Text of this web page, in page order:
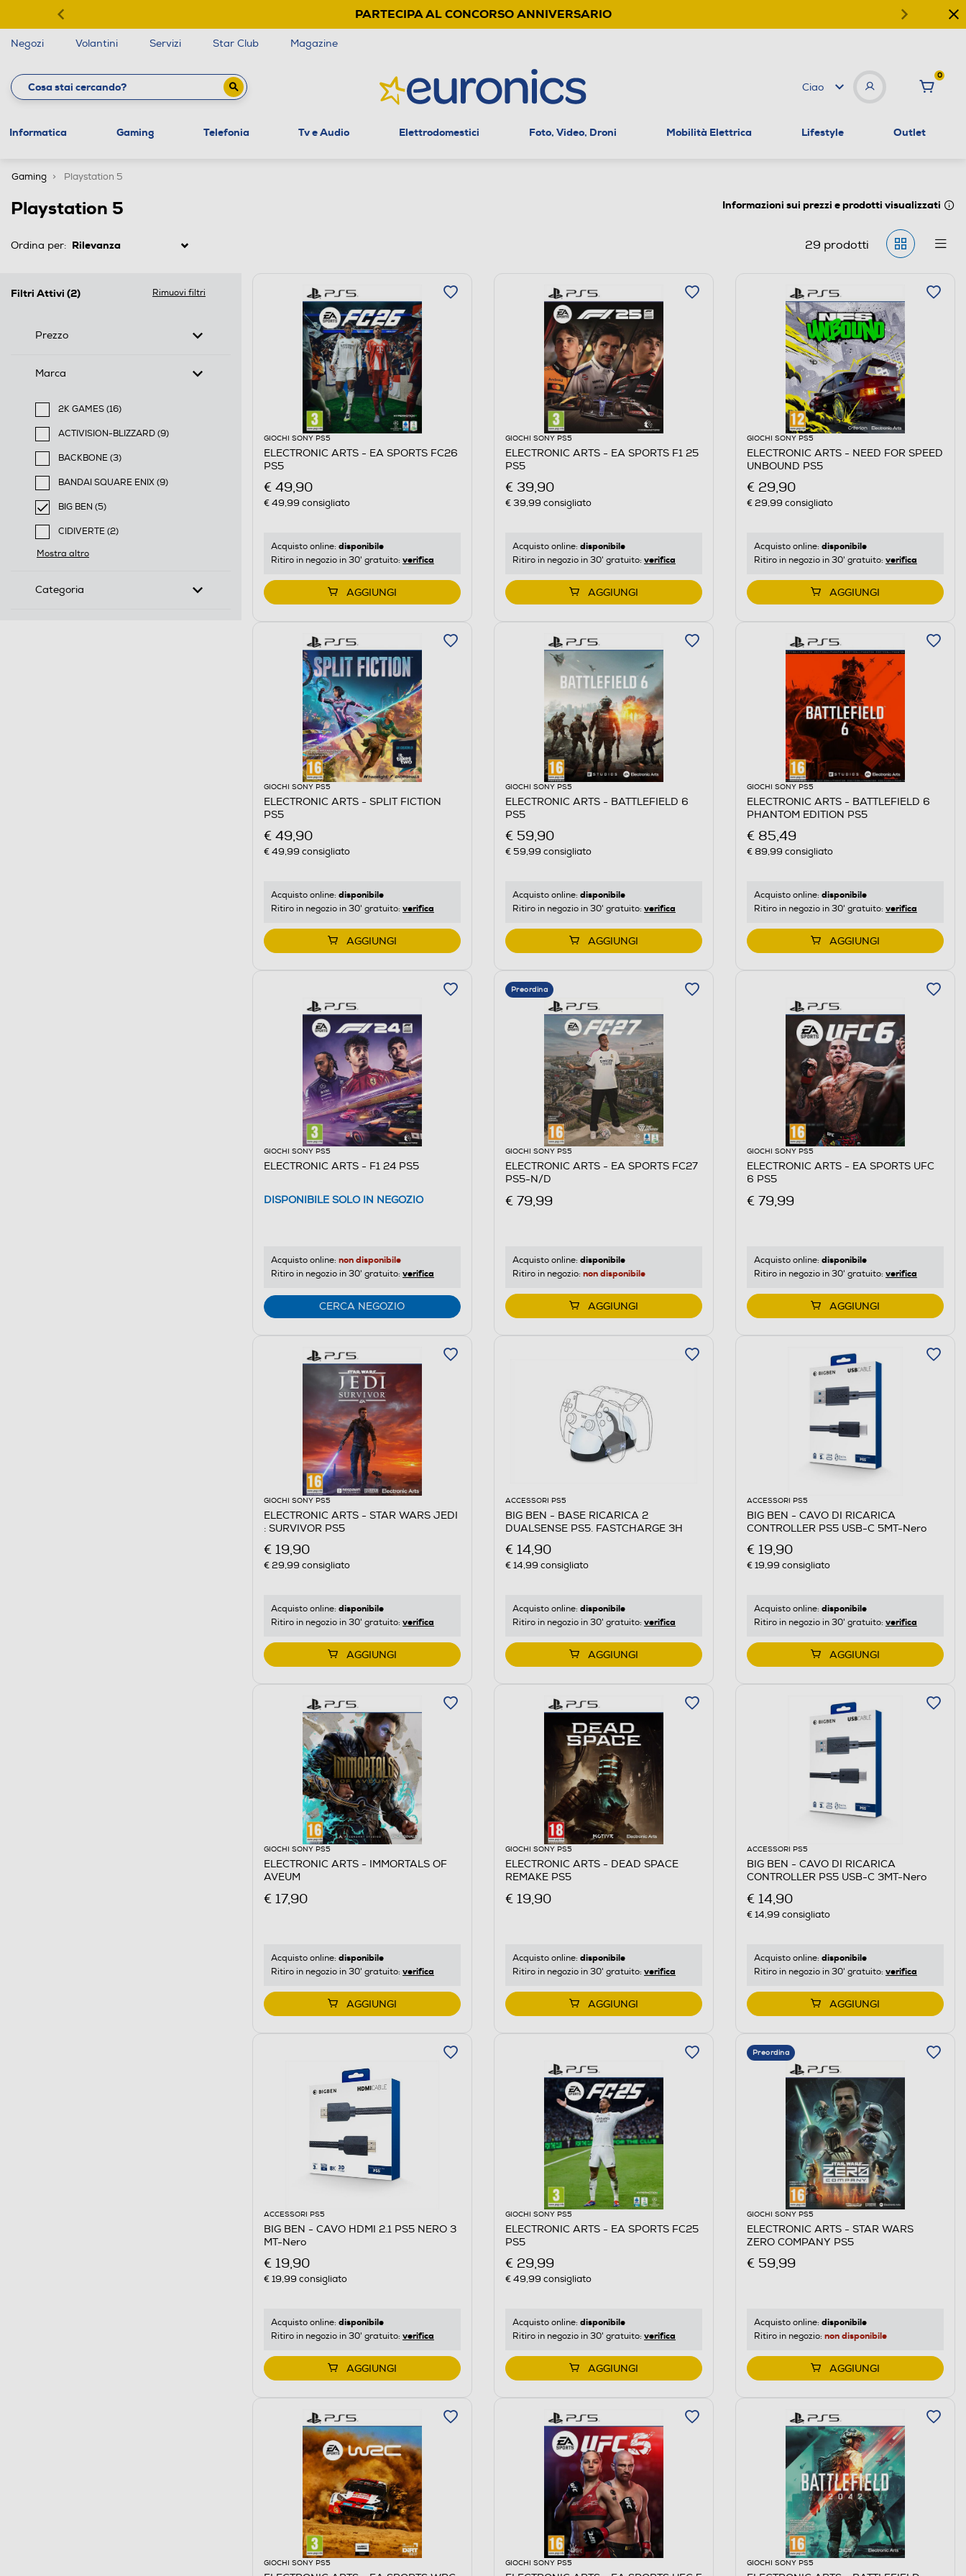
PARTECIPA AL CONCORSO ANNIVERSARIO
Negozi Volantini Servizi Star Club Magazine
Ciao
0
Informatica Gaming Telefonia Tv e Audio Elettrodomestici Foto, Video, Droni Mobilità Elettrica Lifestyle Outlet
Gaming Playstation 5
Playstation 5 Informazioni sui prezzi e prodotti visualizzati
Ordina per: 29 prodotti
Filtri Attivi (2) Rimuovi filtri
Prezzo
Marca
2K GAMES (16)
Filtra per Marca: 2K GAMES
ACTIVISION-BLIZZARD (9)
Filtra per Marca: ACTIVISION-BLIZZARD
BACKBONE (3)
Filtra per Marca: BACKBONE
BANDAI SQUARE ENIX (9)
Filtra per Marca: BANDAI SQUARE ENIX
BIG BEN (5)
selected Filtro applicato per Marca: BIG BEN
CIDIVERTE (2)
Filtra per Marca: CIDIVERTE
Mostra altro
Categoria
GIOCHI SONY PS5
ELECTRONIC ARTS - EA SPORTS FC26
PS5
€ 49,90
€ 49,99 consigliato
Acquisto online: disponibile
Ritiro in negozio in 30' gratuito: verifica
AGGIUNGI
GIOCHI SONY PS5
ELECTRONIC ARTS - EA SPORTS F1 25
PS5
€ 39,90
€ 39,99 consigliato
Acquisto online: disponibile
Ritiro in negozio in 30' gratuito: verifica
AGGIUNGI
GIOCHI SONY PS5
ELECTRONIC ARTS - NEED FOR SPEED
UNBOUND PS5
€ 29,90
€ 29,99 consigliato
Acquisto online: disponibile
Ritiro in negozio in 30' gratuito: verifica
AGGIUNGI
GIOCHI SONY PS5
ELECTRONIC ARTS - SPLIT FICTION
PS5
€ 49,90
€ 49,99 consigliato
Acquisto online: disponibile
Ritiro in negozio in 30' gratuito: verifica
AGGIUNGI
GIOCHI SONY PS5
ELECTRONIC ARTS - BATTLEFIELD 6
PS5
€ 59,90
€ 59,99 consigliato
Acquisto online: disponibile
Ritiro in negozio in 30' gratuito: verifica
AGGIUNGI
GIOCHI SONY PS5
ELECTRONIC ARTS - BATTLEFIELD 6
PHANTOM EDITION PS5
€ 85,49
€ 89,99 consigliato
Acquisto online: disponibile
Ritiro in negozio in 30' gratuito: verifica
AGGIUNGI
GIOCHI SONY PS5
ELECTRONIC ARTS - F1 24 PS5
DISPONIBILE SOLO IN NEGOZIO
Acquisto online: non disponibile
Ritiro in negozio in 30' gratuito: verifica
CERCA NEGOZIO
Preordina
GIOCHI SONY PS5
ELECTRONIC ARTS - EA SPORTS FC27
PS5-N/D
€ 79,99
Acquisto online: disponibile
Ritiro in negozio: non disponibile
AGGIUNGI
GIOCHI SONY PS5
ELECTRONIC ARTS - EA SPORTS UFC
6 PS5
€ 79,99
Acquisto online: disponibile
Ritiro in negozio in 30' gratuito: verifica
AGGIUNGI
GIOCHI SONY PS5
ELECTRONIC ARTS - STAR WARS JEDI
: SURVIVOR PS5
€ 19,90
€ 29,99 consigliato
Acquisto online: disponibile
Ritiro in negozio in 30' gratuito: verifica
AGGIUNGI
ACCESSORI PS5
BIG BEN - BASE RICARICA 2
DUALSENSE PS5. FASTCHARGE 3H
€ 14,90
€ 14,99 consigliato
Acquisto online: disponibile
Ritiro in negozio in 30' gratuito: verifica
AGGIUNGI
ACCESSORI PS5
BIG BEN - CAVO DI RICARICA
CONTROLLER PS5 USB-C 5MT-Nero
€ 19,90
€ 19,99 consigliato
Acquisto online: disponibile
Ritiro in negozio in 30' gratuito: verifica
AGGIUNGI
GIOCHI SONY PS5
ELECTRONIC ARTS - IMMORTALS OF
AVEUM
€ 17,90
Acquisto online: disponibile
Ritiro in negozio in 30' gratuito: verifica
AGGIUNGI
GIOCHI SONY PS5
ELECTRONIC ARTS - DEAD SPACE
REMAKE PS5
€ 19,90
Acquisto online: disponibile
Ritiro in negozio in 30' gratuito: verifica
AGGIUNGI
ACCESSORI PS5
BIG BEN - CAVO DI RICARICA
CONTROLLER PS5 USB-C 3MT-Nero
€ 14,90
€ 14,99 consigliato
Acquisto online: disponibile
Ritiro in negozio in 30' gratuito: verifica
AGGIUNGI
ACCESSORI PS5
BIG BEN - CAVO HDMI 2.1 PS5 NERO 3
MT-Nero
€ 19,90
€ 19,99 consigliato
Acquisto online: disponibile
Ritiro in negozio in 30' gratuito: verifica
AGGIUNGI
GIOCHI SONY PS5
ELECTRONIC ARTS - EA SPORTS FC25
PS5
€ 29,99
€ 49,99 consigliato
Acquisto online: disponibile
Ritiro in negozio in 30' gratuito: verifica
AGGIUNGI
Preordina
GIOCHI SONY PS5
ELECTRONIC ARTS - STAR WARS
ZERO COMPANY PS5
€ 59,99
Acquisto online: disponibile
Ritiro in negozio: non disponibile
AGGIUNGI
GIOCHI SONY PS5 GIOCHI SONY PS5 GIOCHI SONY PS5